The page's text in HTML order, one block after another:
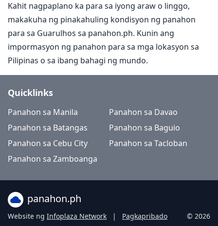
Kahit nagpaplano ka para sa iyong araw o linggo,
makakuha ng pinakahuling kondisyon ng panahon
para sa Guarulhos sa panahon.ph. Kunin ang
impormasyon ng panahon para sa mga lokasyon sa
Pilipinas o sa ibang bahagi ng mundo.
Quicklinks
Panahon sa Manila
Panahon sa Davao
Panahon sa Batangas
Panahon sa Baguio
Panahon sa Cebu City
Panahon sa Tacloban
Panahon sa Zamboanga
panahon.ph
Website ng Infoplaza Network | Pagkapribado © 2026